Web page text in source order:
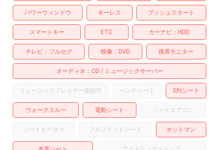
パワーウィンドウ キーレス プッシュスタート
スマートキー ETC カーナビ HDD
テレビ フルセグ 映像 DVD 後席モニター
オーディオ CD ミュージックサーバー
ミュージックプレイヤー接続可 ベンチシート 3列シート
ウォークスルー 電動シート シートエアコン
シートヒーター フルフラットシート オットマン